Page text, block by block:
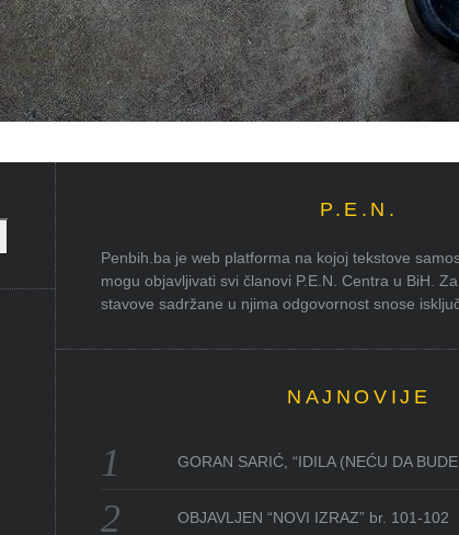
P.E.N.
Penbih.ba je web platforma na kojoj tekstove
mogu objavljivati svi članovi P.E.N. Centra u BiH.
stavove sadržane u njima odgovornost snose
NAJNOVIJE
GORAN SARIĆ, “IDILA (NEĆU DA
OBJAVLJEN “NOVI IZRAZ” br. 101-102